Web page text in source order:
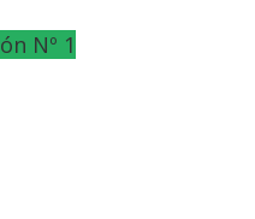
Nº 1